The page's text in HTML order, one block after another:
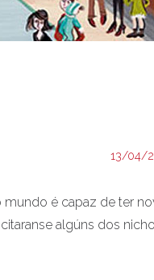
13/04/
mundo é capaz de ter
algúns dos